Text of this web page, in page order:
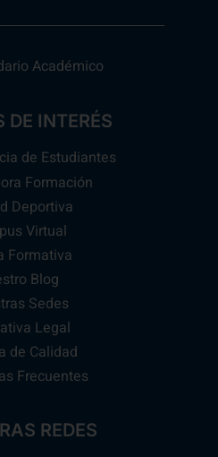
Académico
DE INTERÉS
de Estudiantes
Formación
Deportiva
Virtual
Formativa
Blog
Sedes
Legal
de Calidad
Frecuentes
REDES